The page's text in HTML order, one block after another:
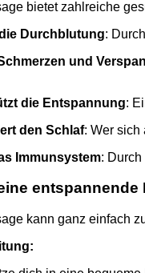
bietet zahlreiche
Durchblutung:
und
die Entspannung:
den Schlaf: Wer sich
Immunsystem:
entspannende
kann ganz einfach